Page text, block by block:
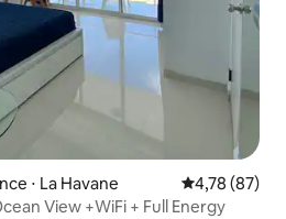
⋅ La Havane Évaluation
4,78 (87)
View +WiFi + Full Energy